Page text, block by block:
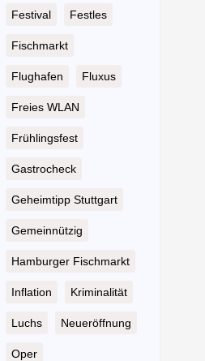
Festival Festles
Fischmarkt
Flughafen Fluxus
Freies WLAN
Frühlingsfest
Gastrocheck
Geheimtipp Stuttgart
Gemeinnützig
Hamburger Fischmarkt
Inflation Kriminalität
Luchs Neueröffnung
Oper